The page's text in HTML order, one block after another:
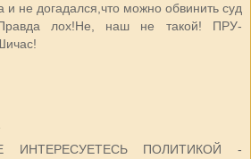
не догадался,что можно обвинить суд
лох!Не, наш не такой! ПРУ-
ПОЛИТИКОЙ -